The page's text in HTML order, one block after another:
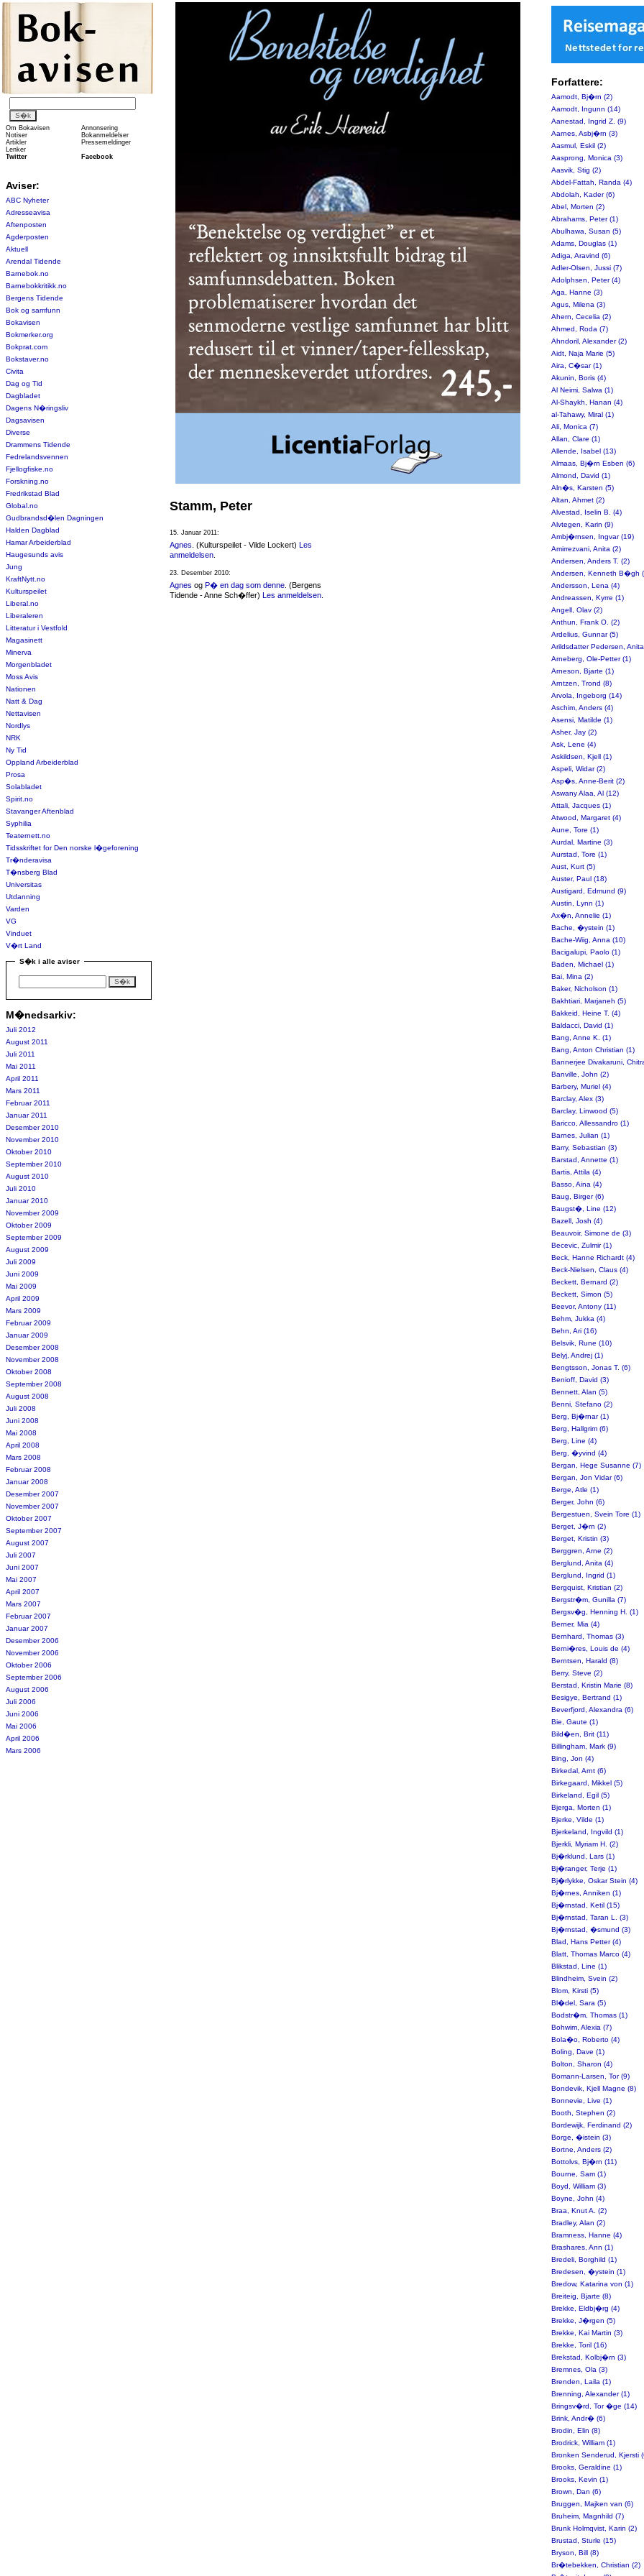
Om Bokavisen
Annonsering
Notiser
Bokanmeldelser
Artikler
Pressemeldinger
Lenker
Twitter
Facebook
Aviser:
ABC Nyheter
Adresseavisa
Aftenposten
Agderposten
Aktuell
Arendal Tidende
Barnebok.no
Barnebokkritikk.no
Bergens Tidende
Bok og samfunn
Bokavisen
Bokmerker.org
Bokprat.com
Bokstaver.no
Civita
Dag og Tid
Dagbladet
Dagens N�ringsliv
Dagsavisen
Diverse
Drammens Tidende
Fedrelandsvennen
Fjellogfiske.no
Forskning.no
Fredrikstad Blad
Global.no
Gudbrandsd�len Dagningen
Halden Dagblad
Hamar Arbeiderblad
Haugesunds avis
Jung
KraftNytt.no
Kulturspeilet
Liberal.no
Liberaleren
Litteratur i Vestfold
Magasinett
Minerva
Morgenbladet
Moss Avis
Nationen
Natt & Dag
Nettavisen
Nordlys
NRK
Ny Tid
Oppland Arbeiderblad
Prosa
Solabladet
Spirit.no
Stavanger Aftenblad
Syphilia
Teaternett.no
Tidsskriftet for Den norske l�geforening
Tr�nderavisa
T�nsberg Blad
Universitas
Utdanning
Varden
VG
Vinduet
V�rt Land
S�k i alle aviser
M�nedsarkiv:
Juli 2012
August 2011
Juli 2011
Mai 2011
April 2011
Mars 2011
Februar 2011
Januar 2011
Desember 2010
November 2010
Oktober 2010
September 2010
August 2010
Juli 2010
Januar 2010
November 2009
Oktober 2009
September 2009
August 2009
Juli 2009
Juni 2009
Mai 2009
April 2009
Mars 2009
Februar 2009
Januar 2009
Desember 2008
November 2008
Oktober 2008
September 2008
August 2008
Juli 2008
Juni 2008
Mai 2008
April 2008
Mars 2008
Februar 2008
Januar 2008
Desember 2007
November 2007
Oktober 2007
September 2007
August 2007
Juli 2007
Juni 2007
Mai 2007
April 2007
Mars 2007
Februar 2007
Januar 2007
Desember 2006
November 2006
Oktober 2006
September 2006
August 2006
Juli 2006
Juni 2006
Mai 2006
April 2006
Mars 2006
Stamm, Peter
15. Januar 2011:
Agnes . (Kulturspeilet - Vilde Lockert) Les
anmeldelsen
23. Desember 2010:
Agnes og P� en dag som denne . (Bergens
Tidende - Anne Sch�ffer) Les anmeldelsen
Forfattere:
Aamodt, Bj�rn (2)
Aamodt, Ingunn (14)
Aanestad, Ingrid Z. (9)
Aarnes, Asbj�rn (3)
Aasmul, Eskil (2)
Aasprong, Monica (3)
Aasvik, Stig (2)
Abdel-Fattah, Randa (4)
Abdolah, Kader (6)
Abel, Morten (2)
Abrahams, Peter (1)
Abulhawa, Susan (5)
Adams, Douglas (1)
Adiga, Aravind (6)
Adler-Olsen, Jussi (7)
Adolphsen, Peter (4)
Aga, Hanne (3)
Agus, Milena (3)
Ahern, Cecelia (2)
Ahmed, Roda (7)
Ahndoril, Alexander (2)
Aidt, Naja Marie (5)
Aira, C�sar (1)
Akunin, Boris (4)
Al Neimi, Salwa (1)
Al-Shaykh, Hanan (4)
al-Tahawy, Miral (1)
Ali, Monica (7)
Allan, Clare (1)
Allende, Isabel (13)
Almaas, Bj�rn Esben (6)
Almond, David (1)
Aln�s, Karsten (5)
Altan, Ahmet (2)
Alvestad, Iselin B. (4)
Alvtegen, Karin (9)
Ambj�rnsen, Ingvar (19)
Amirrezvani, Anita (2)
Andersen, Anders T. (2)
Andersen, Kenneth B�gh
Andersson, Lena (4)
Andreassen, Kyrre (1)
Angell, Olav (2)
Anthun, Frank O. (2)
Ardelius, Gunnar (5)
Arildsdatter Pedersen,
Arneberg, Ole-Petter (1)
Arneson, Bjarte (1)
Arntzen, Trond (8)
Arvola, Ingeborg (14)
Aschim, Anders (4)
Asensi, Matilde (1)
Asher, Jay (2)
Ask, Lene (4)
Askildsen, Kjell (1)
Aspeli, Widar (2)
Asp�s, Anne-Berit (2)
Aswany Alaa, Al (12)
Attali, Jacques (1)
Atwood, Margaret (4)
Aune, Tore (1)
Aurdal, Martine (3)
Aurstad, Tore (1)
Aust, Kurt (5)
Auster, Paul (18)
Austigard, Edmund (9)
Austin, Lynn (1)
Ax�n, Annelie (1)
Bache, �ystein (1)
Bache-Wiig, Anna (10)
Bacigalupi, Paolo (1)
Baden, Michael (1)
Bai, Mina (2)
Baker, Nicholson (1)
Bakhtiari, Marjaneh (5)
Bakkeid, Heine T. (4)
Baldacci, David (1)
Bang, Anne K. (1)
Bang, Anton Christian (1)
Bannerjee Divakaruni,
Banville, John (2)
Barbery, Muriel (4)
Barclay, Alex (3)
Barclay, Linwood (5)
Baricco, Allessandro (1)
Barnes, Julian (1)
Barry, Sebastian (3)
Barstad, Annette (1)
Bartis, Attila (4)
Basso, Aina (4)
Baug, Birger (6)
Baugst�, Line (12)
Bazell, Josh (4)
Beauvoir, Simone de (3)
Becevic, Zulmir (1)
Beck, Hanne Richardt (4)
Beck-Nielsen, Claus (4)
Beckett, Bernard (2)
Beckett, Simon (5)
Beevor, Antony (11)
Behm, Jukka (4)
Behn, Ari (16)
Belsvik, Rune (10)
Belyj, Andrej (1)
Bengtsson, Jonas T. (6)
Benioff, David (3)
Bennett, Alan (5)
Benni, Stefano (2)
Berg, Bj�rnar (1)
Berg, Hallgrim (6)
Berg, Line (4)
Berg, �yvind (4)
Bergan, Hege Susanne (7)
Bergan, Jon Vidar (6)
Berge, Atle (1)
Berger, John (6)
Bergestuen, Svein Tore (1)
Berget, J�rn (2)
Berget, Kristin (3)
Berggren, Arne (2)
Berglund, Anita (4)
Berglund, Ingrid (1)
Bergquist, Kristian (2)
Bergstr�m, Gunilla (7)
Bergsv�g, Henning H. (1)
Berner, Mia (4)
Bernhard, Thomas (3)
Berni�res, Louis de (4)
Berntsen, Harald (8)
Berry, Steve (2)
Berstad, Kristin Marie (8)
Besigye, Bertrand (1)
Beverfjord, Alexandra (6)
Bie, Gaute (1)
Bild�en, Brit (11)
Billingham, Mark (9)
Bing, Jon (4)
Birkedal, Arnt (6)
Birkegaard, Mikkel (5)
Birkeland, Egil (5)
Bjerga, Morten (1)
Bjerke, Vilde (1)
Bjerkeland, Ingvild (1)
Bjerkli, Myriam H. (2)
Bj�rklund, Lars (1)
Bj�ranger, Terje (1)
Bj�rlykke, Oskar Stein (4)
Bj�rnes, Anniken (1)
Bj�rnstad, Ketil (15)
Bj�rnstad, Taran L. (3)
Bj�rnstad, �smund (3)
Blad, Hans Petter (4)
Blatt, Thomas Marco (4)
Blikstad, Line (1)
Blindheim, Svein (2)
Blom, Kirsti (5)
Bl�del, Sara (5)
Bodstr�m, Thomas (1)
Bohwim, Alexia (7)
Bola�o, Roberto (4)
Boling, Dave (1)
Bolton, Sharon (4)
Bomann-Larsen, Tor (9)
Bondevik, Kjell Magne (8)
Bonnevie, Live (1)
Booth, Stephen (2)
Bordewijk, Ferdinand (2)
Borge, �istein (3)
Bortne, Anders (2)
Bottolvs, Bj�rn (11)
Bourne, Sam (1)
Boyd, William (3)
Boyne, John (4)
Braa, Knut A. (2)
Bradley, Alan (2)
Bramness, Hanne (4)
Brashares, Ann (1)
Bredeli, Borghild (1)
Bredesen, �ystein (1)
Bredow, Katarina von (1)
Breiteig, Bjarte (8)
Brekke, Eldbj�rg (4)
Brekke, J�rgen (5)
Brekke, Kai Martin (3)
Brekke, Toril (16)
Brekstad, Kolbj�rn (3)
Bremnes, Ola (3)
Brenden, Laila (1)
Brenning, Alexander (1)
Bringsv�rd, Tor �ge (14)
Brink, Andr� (6)
Brodin, Elin (8)
Brodrick, William (1)
Bronken Senderud, Kjersti
Brooks, Geraldine (1)
Brooks, Kevin (1)
Brown, Dan (6)
Bruggen, Majken van (6)
Bruheim, Magnhild (7)
Brunk Holmqvist, Karin (2)
Brustad, Sturle (15)
Bryson, Bill (8)
Br�tebekken, Christian (2)